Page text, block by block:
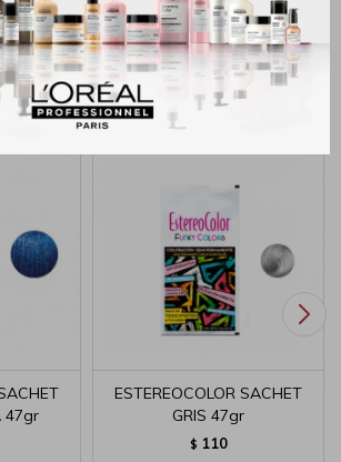
MÉTODOS Y COSTOS DE ENVÍO
que te pueden interesar
47gr
ESTEREOCOLOR SACHET
GRIS 47gr
$ 110